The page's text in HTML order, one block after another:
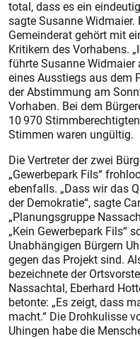
total, dass es ein
sagte Susanne
Gemeinderat gehört mit
Kritikern des Vorhabens.
führte Susanne Wid­maier
eines Ausstiegs aus dem
der Abstimmung am
Vorhaben. Bei dem
10 970
Stimmen waren ungültig.
Die Vertreter der zwei
„Gewerbepark Fils“
ebenfalls. „Dass wir das
der Demokratie“, sagte
„Planungsgruppe
„Kein Gewerbepark Fils“
Unabhängigen Bürgern
gegen das Projekt sind.
bezeichnete der
Nassachtal, Eberhard
betonte: „Es zeigt, dass
macht.“ Die Drohkulisse
Uhingen habe die